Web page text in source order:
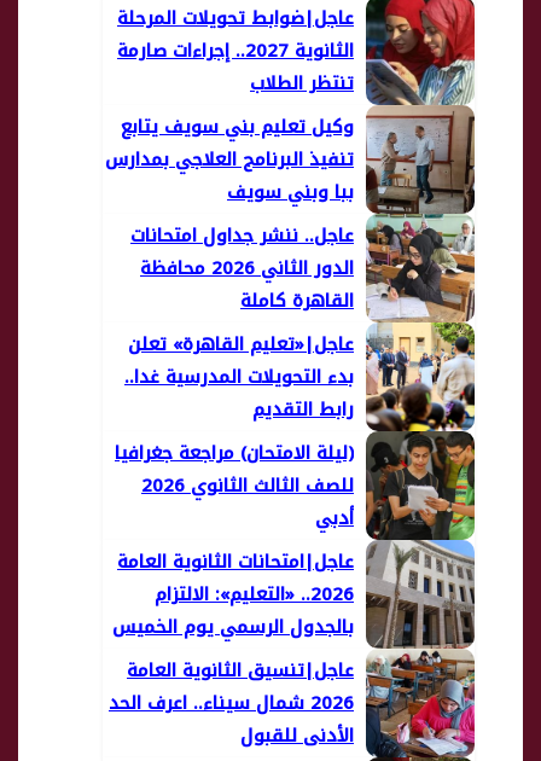
عاجل|ضوابط تحويلات المرحلة
الثانوية 2027.. إجراءات صارمة
تنتظر الطلاب
وكيل تعليم بني سويف يتابع
تنفيذ البرنامج العلاجي بمدارس
ببا وبني سويف
عاجل.. ننشر جداول امتحانات
الدور الثاني 2026 محافظة
القاهرة كاملة
عاجل|«تعليم القاهرة» تعلن
بدء التحويلات المدرسية غدا..
رابط التقديم
(ليلة الامتحان) مراجعة جغرافيا
للصف الثالث الثانوي 2026
أدبي
عاجل|امتحانات الثانوية العامة
2026.. «التعليم»: الالتزام
بالجدول الرسمي يوم الخميس
2 يوليو
عاجل|تنسيق الثانوية العامة
2026 شمال سيناء.. اعرف الحد
الأدنى للقبول